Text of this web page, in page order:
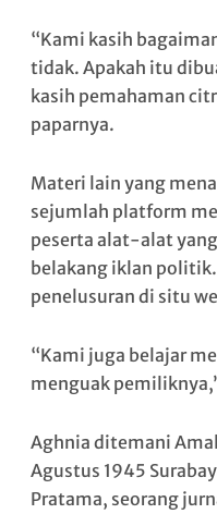
“Kami kasih
tidak. Apakah itu
kasih pemahaman
paparnya.
Materi lain yang
sejumlah platform
peserta alat-alat
belakang iklan
penelusuran di situ
“Kami juga belajar
menguak
Aghnia ditemani
Agustus 1945
Pratama, seorang